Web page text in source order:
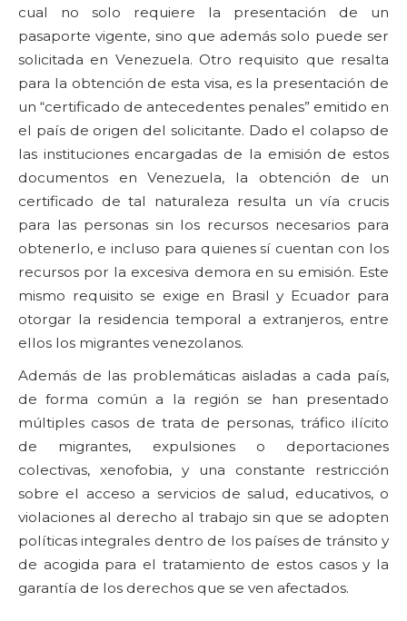
cual no solo requiere la presentación de un
pasaporte vigente, sino que además solo puede ser
solicitada en Venezuela. Otro requisito que resalta
para la obtención de esta visa, es la presentación de
un “certificado de antecedentes penales” emitido en
el país de origen del solicitante. Dado el colapso de
las instituciones encargadas de la emisión de estos
documentos en Venezuela, la obtención de un
certificado de tal naturaleza resulta un vía crucis
para las personas sin los recursos necesarios para
obtenerlo, e incluso para quienes sí cuentan con los
recursos por la excesiva demora en su emisión. Este
mismo requisito se exige en Brasil y Ecuador para
otorgar la residencia temporal a extranjeros, entre
ellos los migrantes venezolanos.
Además de las problemáticas aisladas a cada país,
de forma común a la región se han presentado
múltiples casos de trata de personas, tráfico ilícito
de migrantes, expulsiones o deportaciones
colectivas, xenofobia, y una constante restricción
sobre el acceso a servicios de salud, educativos, o
violaciones al derecho al trabajo sin que se adopten
políticas integrales dentro de los países de tránsito y
de acogida para el tratamiento de estos casos y la
garantía de los derechos que se ven afectados.